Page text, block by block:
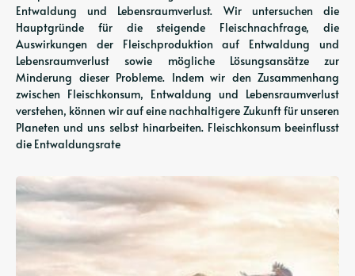
Entwaldung und Lebensraumverlust. Wir untersuchen die
Hauptgründe für die steigende Fleischnachfrage, die
Auswirkungen der Fleischproduktion auf Entwaldung und
Lebensraumverlust sowie mögliche Lösungsansätze zur
Minderung dieser Probleme. Indem wir den Zusammenhang
zwischen Fleischkonsum, Entwaldung und Lebensraumverlust
verstehen, können wir auf eine nachhaltigere Zukunft für unseren
Planeten und uns selbst hinarbeiten. Fleischkonsum beeinflusst
die Entwaldungsrate